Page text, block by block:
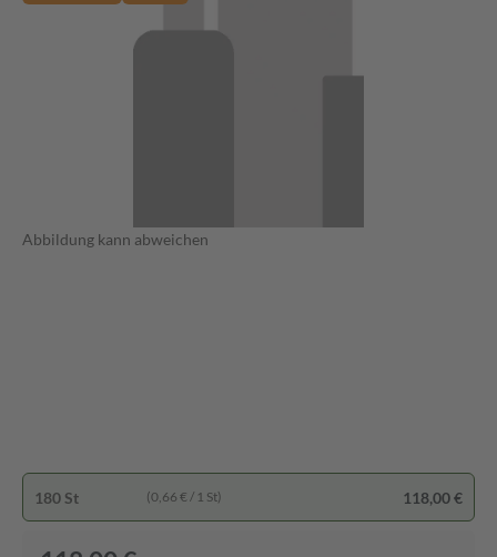
Abbildung kann abweichen
180 St (0,66 € / 1 St) 118,00 €